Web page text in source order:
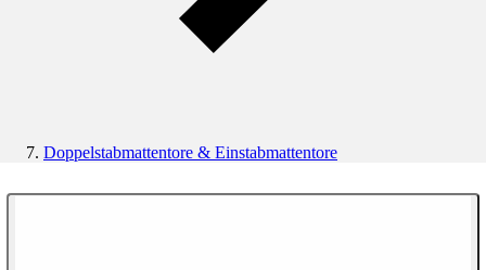
Doppelstabmattentore & Einstabmattentore